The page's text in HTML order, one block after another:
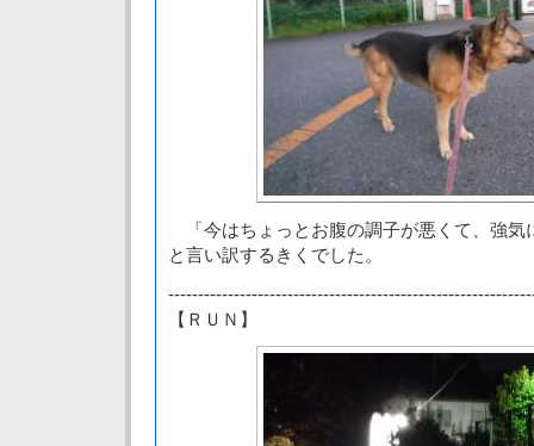
「今はちょっとお腹の調子が悪くて、強気
と言い訳するきくでした。
【ＲＵＮ】